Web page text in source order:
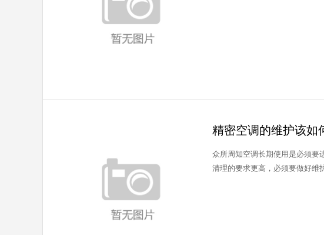
精密空调的维护该如
众所周知空调长期使用是必须要
清理的要求更高，必须要做好维